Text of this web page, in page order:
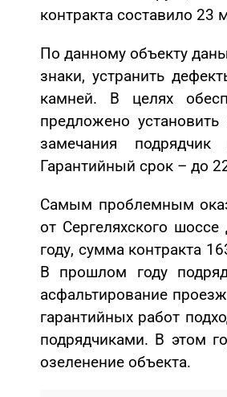
контракта составило 23
По данному объекту
знаки, устранить
камней. В целях
предложено
замечания подрядчик
Гарантийный срок – до
Самым проблемным
от Сергеляхского
году, сумма контракта
В прошлом году
асфальтирование
гарантийных работ
подрядчиками. В этом
озеленение объекта.